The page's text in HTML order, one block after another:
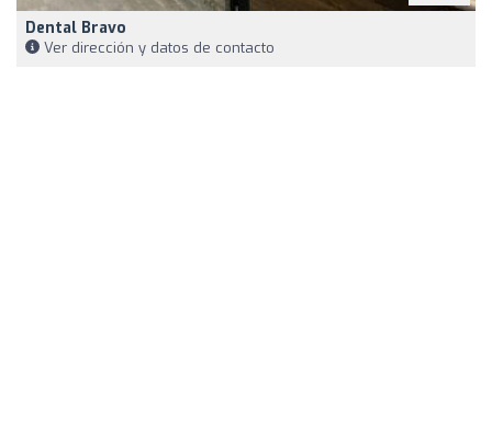
Dental Bravo
Ver dirección y datos de contacto